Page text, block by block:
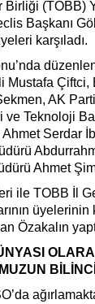
Birliği (TOBB)
Başkanı
karşıladı.
Mustafa
AK
Teknoloji
Ahmet Serdar
Ahmet
ile TOBB İl
üyelerinin
Özakalın